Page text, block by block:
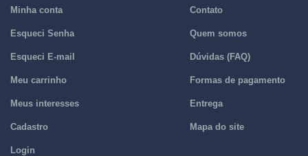
Minha conta
Esqueci Senha
Esqueci E-mail
Meu carrinho
Meus interesses
Cadastro
Login
Contato
Quem somos
Dúvidas (FAQ)
Formas de pagamento
Entrega
Mapa do site